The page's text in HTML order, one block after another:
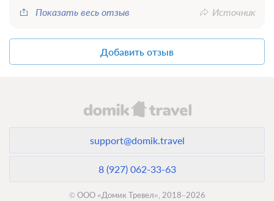
Показать весь отзыв
Источник
Добавить отзыв
support@domik.travel
8 (927) 062-33-63
© ООО «Домик Тревел», 2018–2026